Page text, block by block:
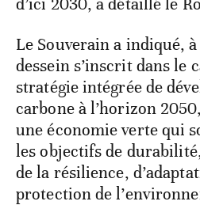
Le Souverain a indiqué,
dessein s’inscrit dans le
stratégie intégrée de
carbone à l’horizon
une économie verte qui
les objectifs de
de la résilience,
protection de